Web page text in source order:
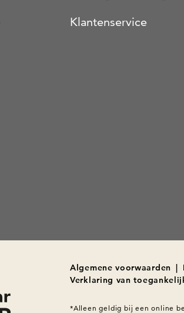
Klantenservice
Algemene voorwaarden |
Verklaring van
*Alleen geldig bij een online